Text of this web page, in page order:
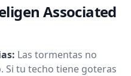
Associated
Las tormentas no
Si tu techo tiene goteras